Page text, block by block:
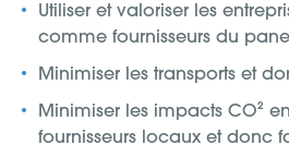
Utiliser et valoriser les
comme fournisseurs du
Minimiser les transports et
Minimiser les impacts CO²
fournisseurs locaux et donc